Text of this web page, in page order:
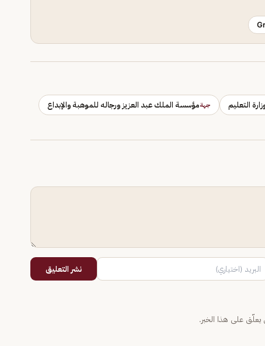
التعليم جهةمؤسسة الملك عبد العزيز ورجاله للموهبة والإبداع
نشر التعليق
على هذا الخبر.